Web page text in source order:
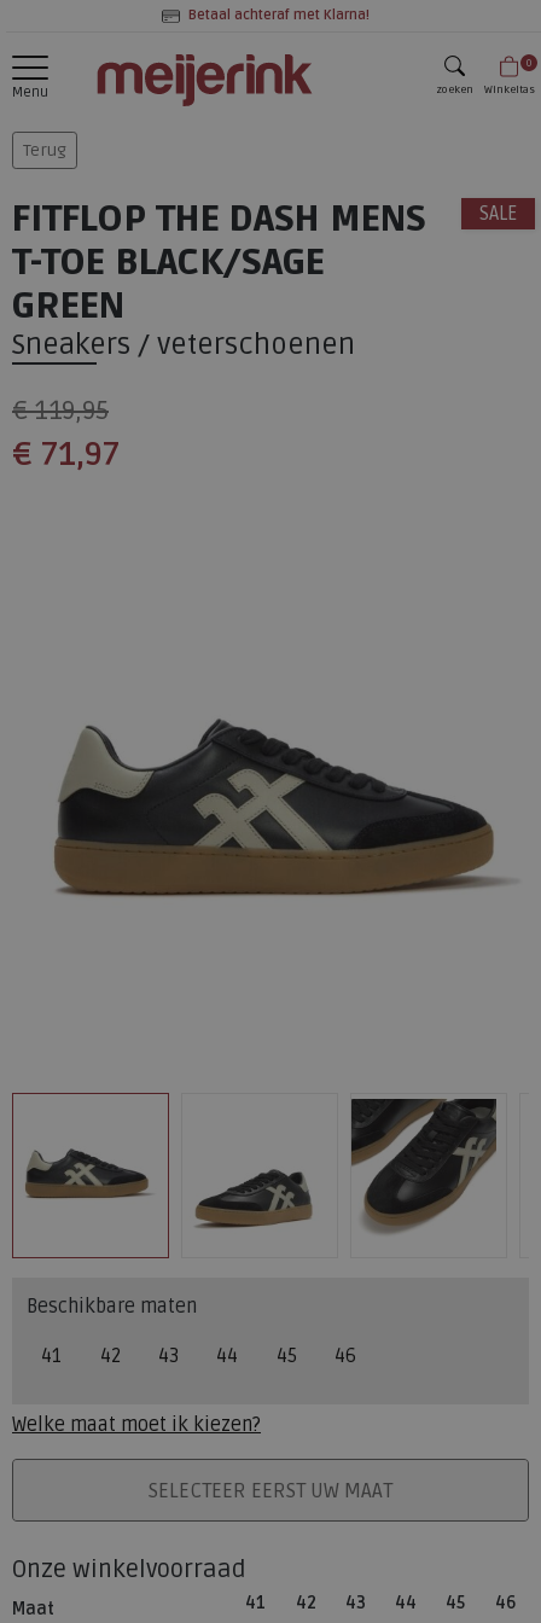
Betaal achteraf met Klarna!
Menu zoeken
0
Winkeltas
Terug
SALE
FITFLOP THE DASH MENS
T-TOE BLACK/SAGE
GREEN
Sneakers / veterschoenen
€ 119,95
€ 71,97
Beschikbare maten
41 42 43 44 45 46
Welke maat moet ik kiezen?
PLAATS IN WINKELMANDSELECTEER EERST UW MAAT
Onze winkelvoorraad
Maat 41 42 43 44 45
46